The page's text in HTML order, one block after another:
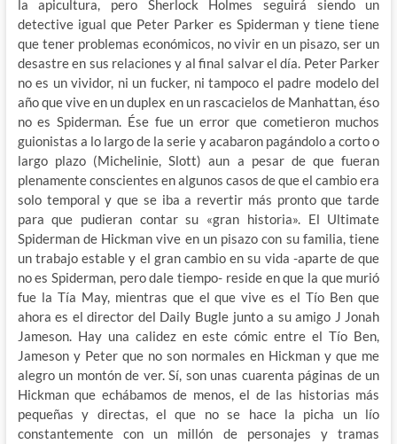
la apicultura, pero Sherlock Holmes seguirá siendo un
detective igual que Peter Parker es Spiderman y tiene tiene
que tener problemas económicos, no vivir en un pisazo, ser un
desastre en sus relaciones y al final salvar el día. Peter Parker
no es un vividor, ni un fucker, ni tampoco el padre modelo del
año que vive en un duplex en un rascacielos de Manhattan, éso
no es Spiderman. Ése fue un error que cometieron muchos
guionistas a lo largo de la serie y acabaron pagándolo a corto o
largo plazo (Michelinie, Slott) aun a pesar de que fueran
plenamente conscientes en algunos casos de que el cambio era
solo temporal y que se iba a revertir más pronto que tarde
para que pudieran contar su «gran historia». El Ultimate
Spiderman de Hickman vive en un pisazo con su familia, tiene
un trabajo estable y el gran cambio en su vida -aparte de que
no es Spiderman, pero dale tiempo- reside en que la que murió
fue la Tía May, mientras que el que vive es el Tío Ben que
ahora es el director del Daily Bugle junto a su amigo J Jonah
Jameson. Hay una calidez en este cómic entre el Tío Ben,
Jameson y Peter que no son normales en Hickman y que me
alegro un montón de ver. Sí, son unas cuarenta páginas de un
Hickman que echábamos de menos, el de las historias más
pequeñas y directas, el que no se hace la picha un lío
constantemente con un millón de personajes y tramas